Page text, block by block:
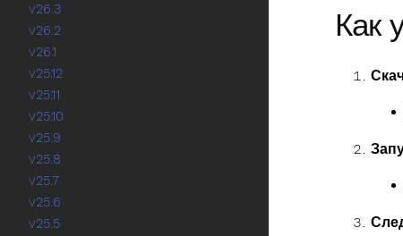
Как
v26.3
v26.2
v26.1
v25.12
v25.11
v25.10
v25.9
v25.8
v25.7
v25.6
v25.5